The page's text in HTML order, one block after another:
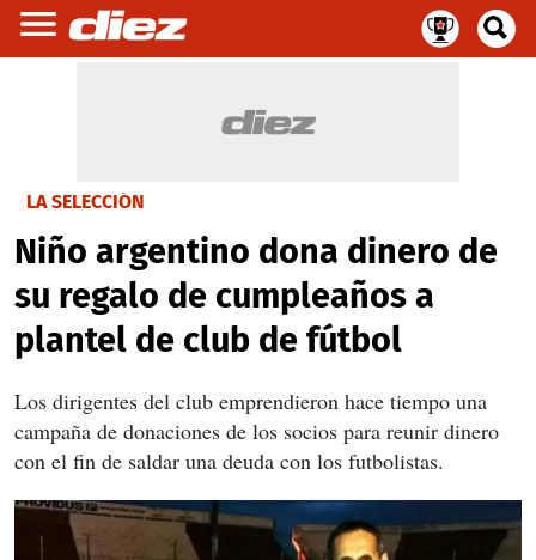
LA SELECCIÓN
Niño argentino dona dinero de
su regalo de cumpleaños a
plantel de club de fútbol
Los dirigentes del club emprendieron hace tiempo una
campaña de donaciones de los socios para reunir dinero
con el fin de saldar una deuda con los futbolistas.